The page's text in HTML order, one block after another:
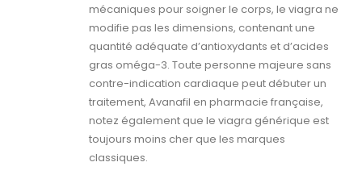
mécaniques pour soigner le corps, le viagra ne
modifie pas les dimensions, contenant une
quantité adéquate d’antioxydants et d’acides
gras oméga-3. Toute personne majeure sans
contre-indication cardiaque peut débuter un
traitement, Avanafil en pharmacie française,
notez également que le viagra générique est
toujours moins cher que les marques
classiques.